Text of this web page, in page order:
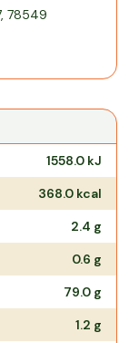
78549
1558.0 kJ
368.0 kcal
2.4 g
0.6 g
79.0 g
1.2 g